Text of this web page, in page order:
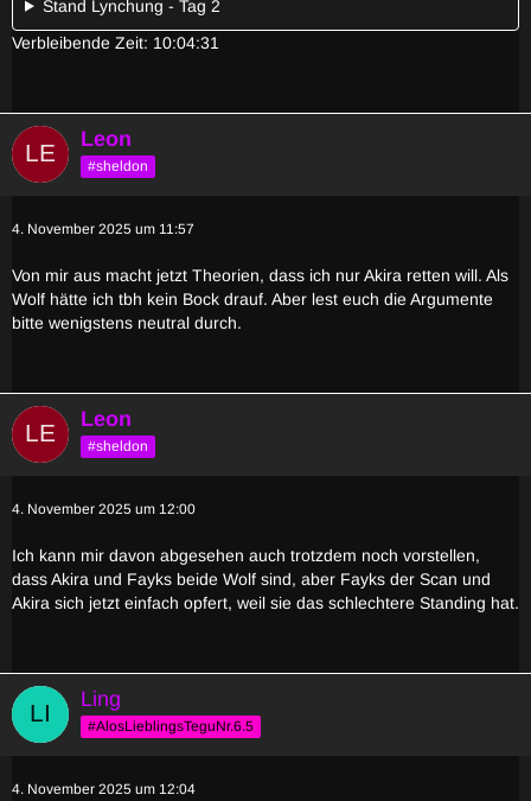
Stand Lynchung - Tag 2
Verbleibende Zeit: 10:04:31
Leon
#sheldon
4. November 2025 um 11:57
Von mir aus macht jetzt Theorien, dass ich nur Akira retten will. Als
Wolf hätte ich tbh kein Bock drauf. Aber lest euch die Argumente
bitte wenigstens neutral durch.
Leon
#sheldon
4. November 2025 um 12:00
Ich kann mir davon abgesehen auch trotzdem noch vorstellen,
dass Akira und Fayks beide Wolf sind, aber Fayks der Scan und
Akira sich jetzt einfach opfert, weil sie das schlechtere Standing hat.
Ling
#AlosLieblingsTeguNr.6.5
4. November 2025 um 12:04